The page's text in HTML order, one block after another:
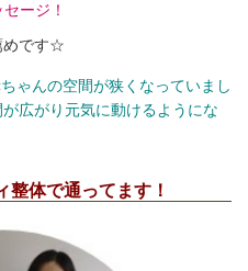
ージ！
めです☆
ゃんの空間が狭くなっていまし
広がり元気に動けるようにな
整体で通ってます！